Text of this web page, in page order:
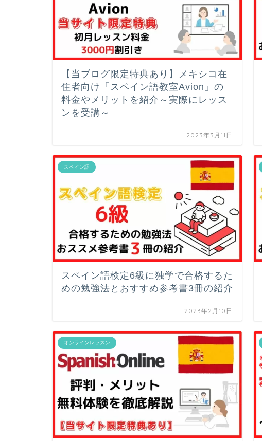
【当ブログ限定特典あり】メキシコ在
住者向け「スペイン語教室Avion」の
料金やメリットを紹介～実際にレッス
ンを受講～
2023年3月11日
スペイン語
スペイン語検定6級に独学で合格するた
めの勉強法とおすすめ参考書3冊の紹介
2023年2月10日
オンラインレッスン